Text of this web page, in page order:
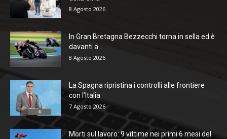
8 Agosto 2026
In Gran Bretagna Bezzecchi torna in sella ed è
davanti a...
8 Agosto 2026
La Spagna ripristina i controlli alle frontiere
con l’Italia
7 Agosto 2026
Morti sul lavoro: 9 vittime nei primi 6 mesi del